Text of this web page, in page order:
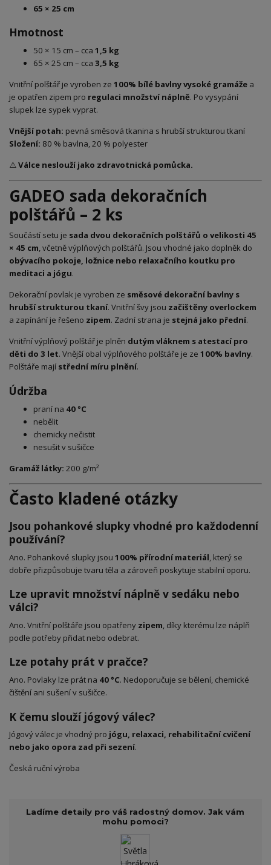
65 × 25 cm
Hmotnost
50 × 15 cm – cca 1,5 kg
65 × 25 cm – cca 3,5 kg
Vnitřní polštář je vyroben ze 100% bílé bavlny vysoké gramáže a
je opatřen zipem pro regulaci množství náplně. Po vysypání
slupek lze sypek vyprat.
Vnější potah: pevná směsová tkanina s hrubší strukturou tkaní
Složení: 80 % bavlna, 20 % polyester
⚠️Válce neslouží jako zdravotnická pomůcka.
GADEO sada dekoračních
polštářů – 2 ks
Součástí setu je sada dvou dekoračních polštářů o velikosti 45
× 45 cm, včetně výplňových polštářů. Jsou vhodné jako doplněk do
obývacího pokoje, ložnice nebo relaxačního koutku pro
meditaci a jógu.
Dekorační povlak je vyroben ze směsové dekorační bavlny s
hrubší strukturou tkaní. Vnitřní švy jsou začištěny overlockem
a zapínání je řešeno zipem. Zadní strana je stejná jako přední.
Vnitřní výplňový polštář je plněn dutým vláknem s atestací pro
děti do 3 let. Vnější obal výplňového polštáře je ze 100% bavlny.
Polštáře mají střední míru plnění.
Údržba
praní na 40 °C
nebělit
chemicky nečistit
nesušit v sušičce
Gramáž látky: 200 g/m²
Často kladené otázky
Jsou pohankové slupky vhodné pro každodenní
používání?
Ano. Pohankové slupky jsou 100% přírodní materiál , který se
dobře přizpůsobuje tvaru těla a zároveň poskytuje stabilní oporu.
Lze upravit množství náplně v sedáku nebo
válci?
Ano. Vnitřní polštáře jsou opatřeny zipem, díky kterému lze náplň
podle potřeby přidat nebo odebrat.
Lze potahy prát v pračce?
Ano. Povlaky lze prát na 40 °C. Nedoporučuje se bělení, chemické
čištění ani sušení v sušičce.
K čemu slouží jógový válec?
Jógový válec je vhodný pro jógu, relaxaci, rehabilitační cvičení
nebo jako opora zad při sezení.
Česká ruční výroba
Ladíme detaily pro váš radostný domov. Jak vám
mohu pomoci?